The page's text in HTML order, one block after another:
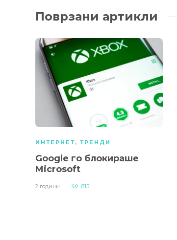
Поврзани артикли
ИНТЕРНЕТ, ТРЕНДИ
Google го блокираше
Microsoft
2 години 815